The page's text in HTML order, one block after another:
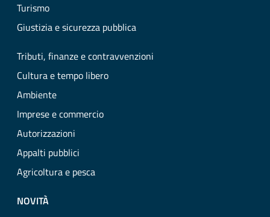
Turismo
Giustizia e sicurezza pubblica
Tributi, finanze e contravvenzioni
Cultura e tempo libero
Ambiente
Imprese e commercio
Autorizzazioni
Appalti pubblici
Agricoltura e pesca
NOVITÀ